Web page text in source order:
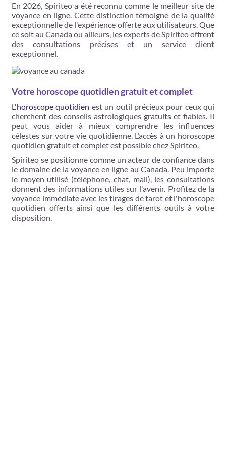
En 2026, Spiriteo a été reconnu comme le meilleur site de
voyance en ligne. Cette distinction témoigne de la qualité
exceptionnelle de l'expérience offerte aux utilisateurs. Que
ce soit au Canada ou ailleurs, les experts de Spiriteo offrent
des consultations précises et un service client
exceptionnel.
Votre horoscope quotidien gratuit et complet
L'horoscope quotidien est un outil précieux pour ceux qui
cherchent des conseils astrologiques gratuits et fiables. Il
peut vous aider à mieux comprendre les influences
célestes sur votre vie quotidienne. L’accès à un horoscope
quotidien gratuit et complet est possible chez Spiriteo.
Spiriteo se positionne comme un acteur de confiance dans
le domaine de la voyance en ligne au Canada. Peu importe
le moyen utilisé (téléphone, chat, mail), les consultations
donnent des informations utiles sur l'avenir. Profitez de la
voyance immédiate avec les tirages de tarot et l'horoscope
quotidien offerts ainsi que les différents outils à votre
disposition.